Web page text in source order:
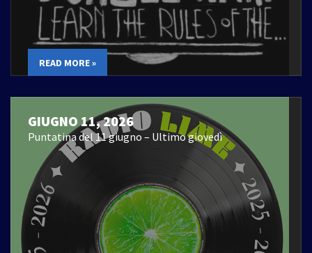
READ MORE »
GIUGNO 11, 2026
Puntatina del 11 giugno – Ultimo giovedì